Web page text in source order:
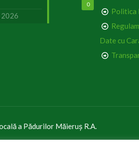
0
2026
Politica
Date cu
a Pădurilor Măieruș R.A.